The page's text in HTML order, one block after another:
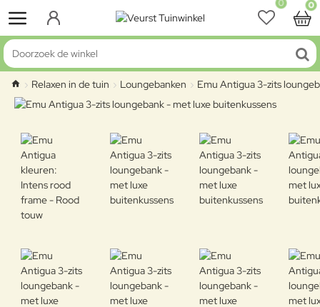
0 0
Doorzoek de winkel
home
Relaxen in de tuin Loungebanken Emu Antigua 3-zits